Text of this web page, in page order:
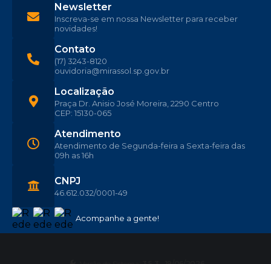
Acompanhe a gente!
Localização
Praça Dr. Anisio José Moreira, 2290 Centro
CEP: 15130-065
Contato
(17) 3243-8120
ouvidoria@mirassol.sp.gov.br
Atendimento
Atendimento de Segunda-feira a Sexta-feira das
09h as 16h
CNPJ
46.612.032/0001-49
Newsletter
Inscreva-se em nossa Newsletter para receber
novidades!